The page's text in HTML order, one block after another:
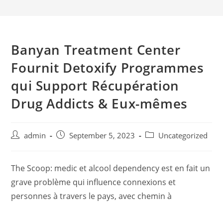
Banyan Treatment Center
Fournit Detoxify Programmes
qui Support Récupération
Drug Addicts & Eux-mêmes
admin September 5, 2023 Uncategorized
The Scoop: medic et alcool dependency est en fait un
grave problème qui influence connexions et
personnes à travers le pays, avec chemin à